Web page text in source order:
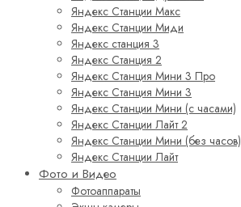
Яндекс Станции Макс
Яндекс Станции Миди
Яндекс станция 3
Яндекс Станция 2
Яндекс Станция Мини 3 Про
Яндекс Станция Мини 3
Яндекс Станции Мини (с часами)
Яндекс Станции Лайт 2
Яндекс Станции Мини (без часов)
Яндекс Станции Лайт
Фото и Видео
Фотоаппараты